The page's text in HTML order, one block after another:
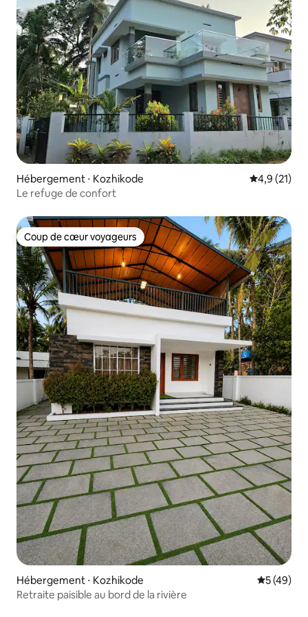
Hébergement ⋅ Kozhikode Évaluation
4,9 (21)
Le refuge de confort
Coup de cœur voyageurs
Coup de cœur voyageurs
Hébergement ⋅ Kozhikode
5 (49)
Retraite paisible au bord de la rivière